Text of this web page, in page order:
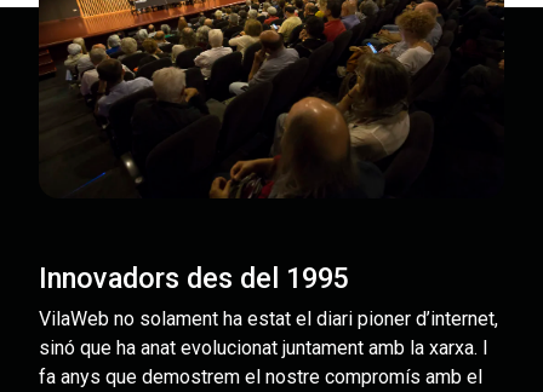
Innovadors des del 1995
VilaWeb no solament ha estat el diari pioner d’internet,
sinó que ha anat evolucionat juntament amb la xarxa. I
fa anys que demostrem el nostre compromís amb el